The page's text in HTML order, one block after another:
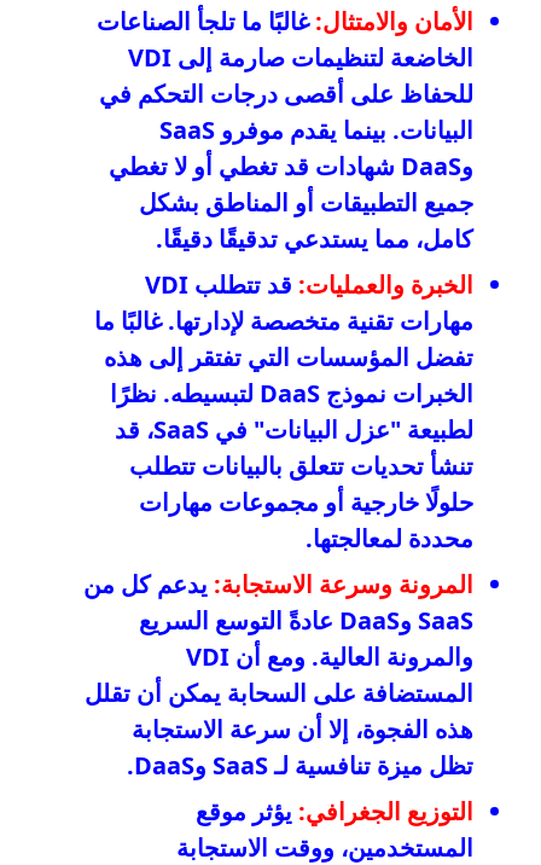
الأمان والامتثال:غالبًا ما تلجأ الصناعات
الخاضعة لتنظيمات صارمة إلى VDI
للحفاظ على أقصى درجات التحكم في
البيانات. بينما يقدم موفرو SaaS
وDaaS شهادات قد تغطي أو لا تغطي
جميع التطبيقات أو المناطق بشكل
كامل، مما يستدعي تدقيقًا دقيقًا.
الخبرة والعمليات:
قد تتطلب VDI
مهارات تقنية متخصصة لإدارتها. غالبًا ما
تفضل المؤسسات التي تفتقر إلى هذه
الخبرات نموذج DaaS لتبسيطه. نظرًا
لطبيعة "عزل البيانات" في SaaS، قد
تنشأ تحديات تتعلق بالبيانات تتطلب
حلولًا خارجية أو مجموعات مهارات
محددة لمعالجتها.
المرونة وسرعة الاستجابة: يدعم كل من
SaaS وDaaS عادةً التوسع السريع
والمرونة العالية. ومع أن VDI
المستضافة على السحابة يمكن أن تقلل
هذه الفجوة، إلا أن سرعة الاستجابة
تظل ميزة تنافسية لـ SaaS وDaaS.
التوزيع الجغرافي: يؤثر موقع
المستخدمين، ووقت الاستجابة